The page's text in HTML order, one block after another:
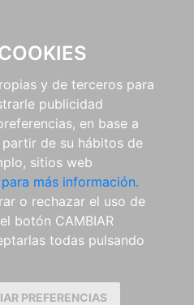
y de terceros para
publicidad
en base a
de su hábitos de
sitios web
más información.
o rechazar el uso de
botón CAMBIAR
todas pulsando
PREFERENCIAS